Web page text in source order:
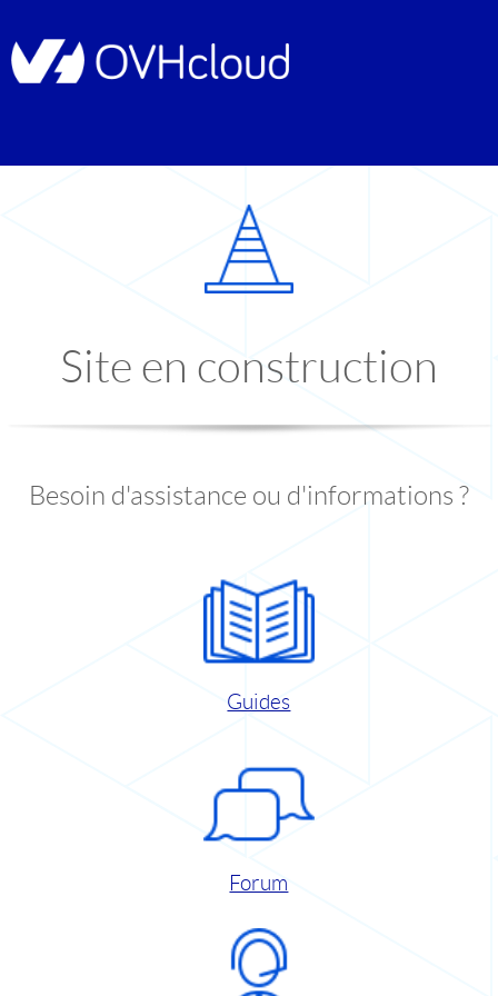
Site en construction
Besoin d'assistance ou d'informations ?
Guides
Forum